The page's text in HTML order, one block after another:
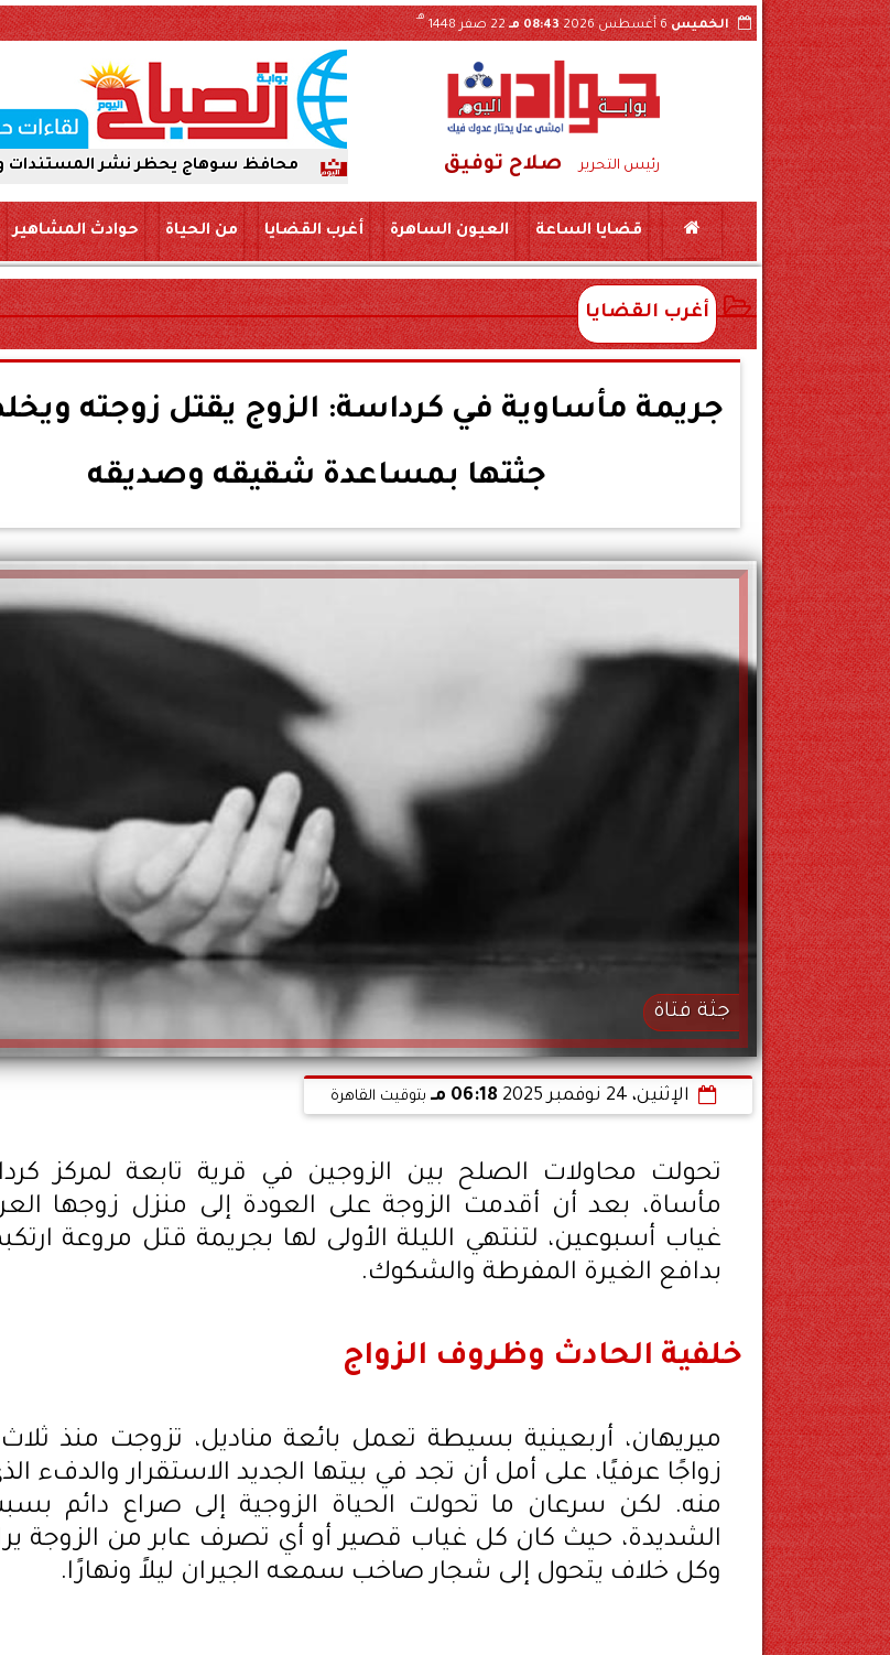
الخميس6 أغسطس 2026 08:43 مـ 22 صفر 1448
هـ
رئيس التحرير صلاح توفيق محافظ سوهاج يحظر نشر المستندات والقرارات
قضايا الساعة العيون الساهرة أغرب القضايا من الحياة حوادث المشاهير
أغرب القضايا
جريمة مأساوية في كرداسة: الزوج يقتل زوجته
جثتها بمساعدة شقيقه وصديقه
جثة فتاة
الإثنين، 24 نوفمبر 2025 06:18 مـ بتوقيت القاهرة
تحولت محاولات الصلح بين الزوجين في قرية تابعة لمركز
مأساة، بعد أن أقدمت الزوجة على العودة إلى منزل زوجها
غياب أسبوعين، لتنتهي الليلة الأولى لها بجريمة قتل مروعة
بدافع الغيرة المفرطة والشكوك.
خلفية الحادث وظروف الزواج
ميريهان، أربعينية بسيطة تعمل بائعة مناديل، تزوجت منذ
زواجًا عرفيًا، على أمل أن تجد في بيتها الجديد الاستقرار والدفء
منه. لكن سرعان ما تحولت الحياة الزوجية إلى صراع دائم
الشديدة، حيث كان كل غياب قصير أو أي تصرف عابر من الزوجة
وكل خلاف يتحول إلى شجار صاخب سمعه الجيران ليلاً ونهارًا.